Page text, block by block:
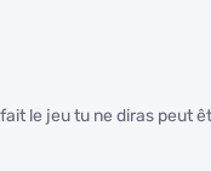
le jeu tu ne diras peut